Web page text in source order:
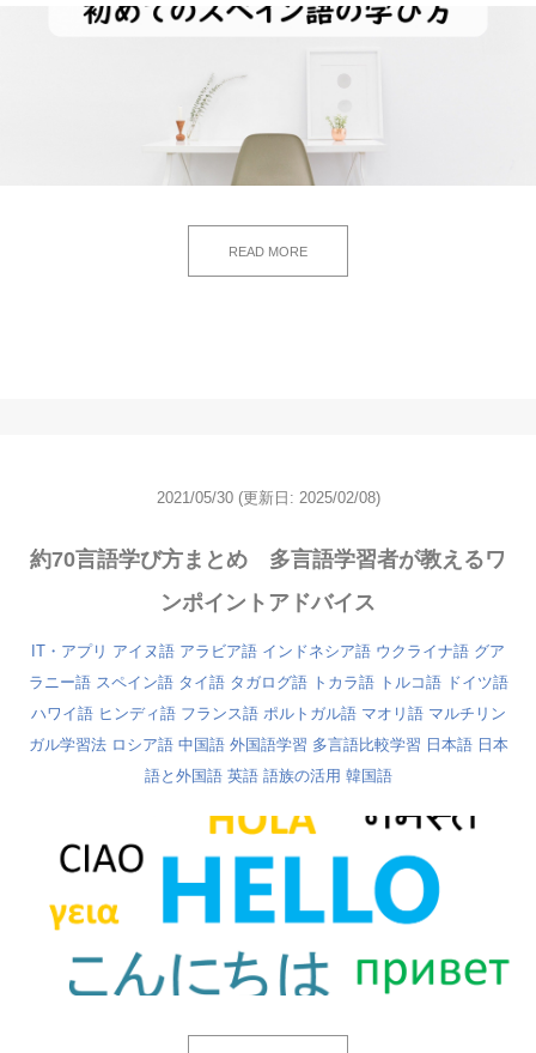
READ MORE
2021/05/30 (更新日: 2025/02/08)
約70言語学び方まとめ 多言語学習者が教えるワ
ンポイントアドバイス
IT・アプリ アイヌ語 アラビア語 インドネシア語 ウクライナ語 グア
ラニー語 スペイン語 タイ語 タガログ語 トカラ語 トルコ語 ドイツ語
ハワイ語 ヒンディ語 フランス語 ポルトガル語 マオリ語 マルチリン
ガル学習法 ロシア語 中国語 外国語学習 多言語比較学習 日本語 日本
語と外国語 英語 語族の活用 韓国語